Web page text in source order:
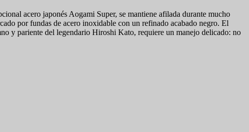
acero japonés Aogami Super, se mantiene afilada durante mucho
por fundas de acero inoxidable con un refinado acabado negro. El
y pariente del legendario Hiroshi Kato, requiere un manejo delicado: no